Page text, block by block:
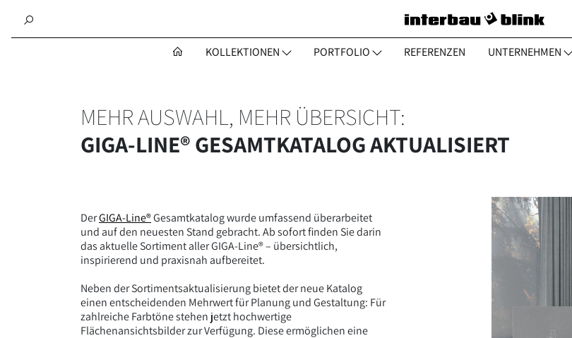
KOLLEKTIONEN
PORTFOLIO REFERENZEN UNTERNEHMEN
MEHR AUSWAHL, MEHR ÜBERSICHT:
GIGA-LINE® GESAMTKATALOG AKTUALISIERT
DerGIGA-Line®Gesamtkatalog wurde umfassend überarbeitet
und auf den neuesten Stand gebracht. Ab sofort finden Sie darin
das aktuelle Sortiment aller GIGA-Line® – übersichtlich,
inspirierend und praxisnah aufbereitet.
Neben der Sortimentsaktualisierung bietet der neue Katalog
einen entscheidenden Mehrwert für Planung und Gestaltung: Für
zahlreiche Farbtöne stehen jetzt hochwertige
Flächenansichtsbilder zur Verfügung. Diese ermöglichen eine